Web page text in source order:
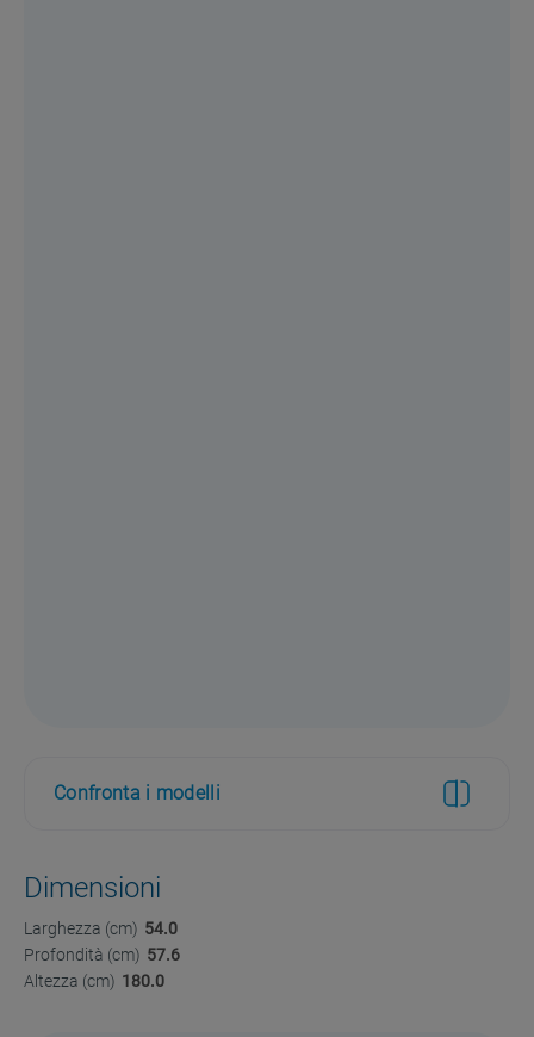
Confronta i modelli
Dimensioni
Larghezza (cm) 54.0
Profondità (cm) 57.6
Altezza (cm) 180.0